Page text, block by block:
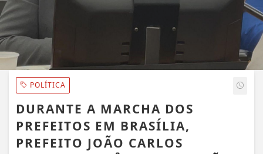
POLÍTICA
DURANTE A MARCHA DOS
PREFEITOS EM BRASÍLIA,
PREFEITO JOÃO CARLOS